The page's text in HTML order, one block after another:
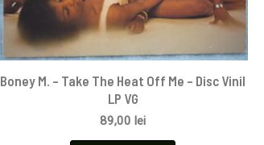
Boney M. – Take The Heat Off Me – Disc Vinil
LP VG
89,00 lei